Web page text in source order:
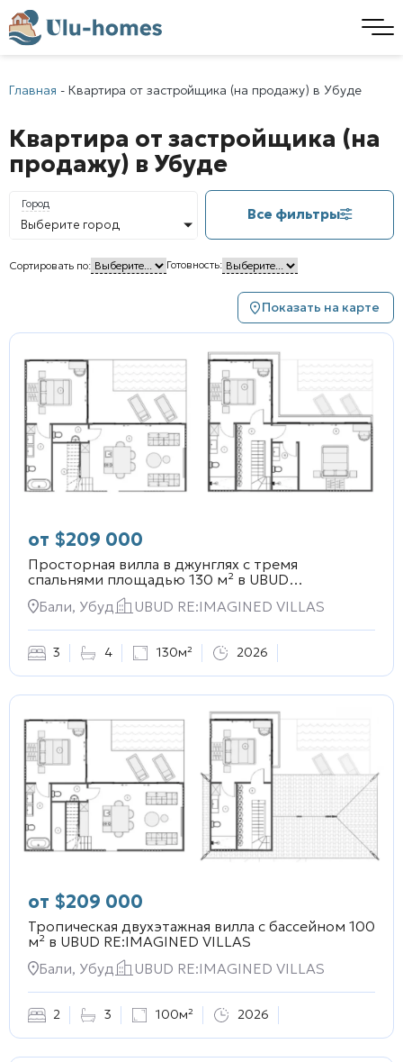
Главная - Квартира от застройщика (на продажу) в Убуде
Квартира от застройщика (на
продажу) в Убуде
Город
Выберите город
Все фильтры
Сортировать по: Готовность:
Показать на карте
от $209 000
Просторная вилла в джунглях с тремя
спальнями площадью 130 м² в UBUD
RE:IMAGINED VILLAS
Бали, Убуд UBUD RE:IMAGINED VILLAS
3 4 130м² 2026
от $209 000
Тропическая двухэтажная вилла с бассейном 100
м² в UBUD RE:IMAGINED VILLAS
Бали, Убуд
UBUD RE:IMAGINED VILLAS
2 3 100м² 2026